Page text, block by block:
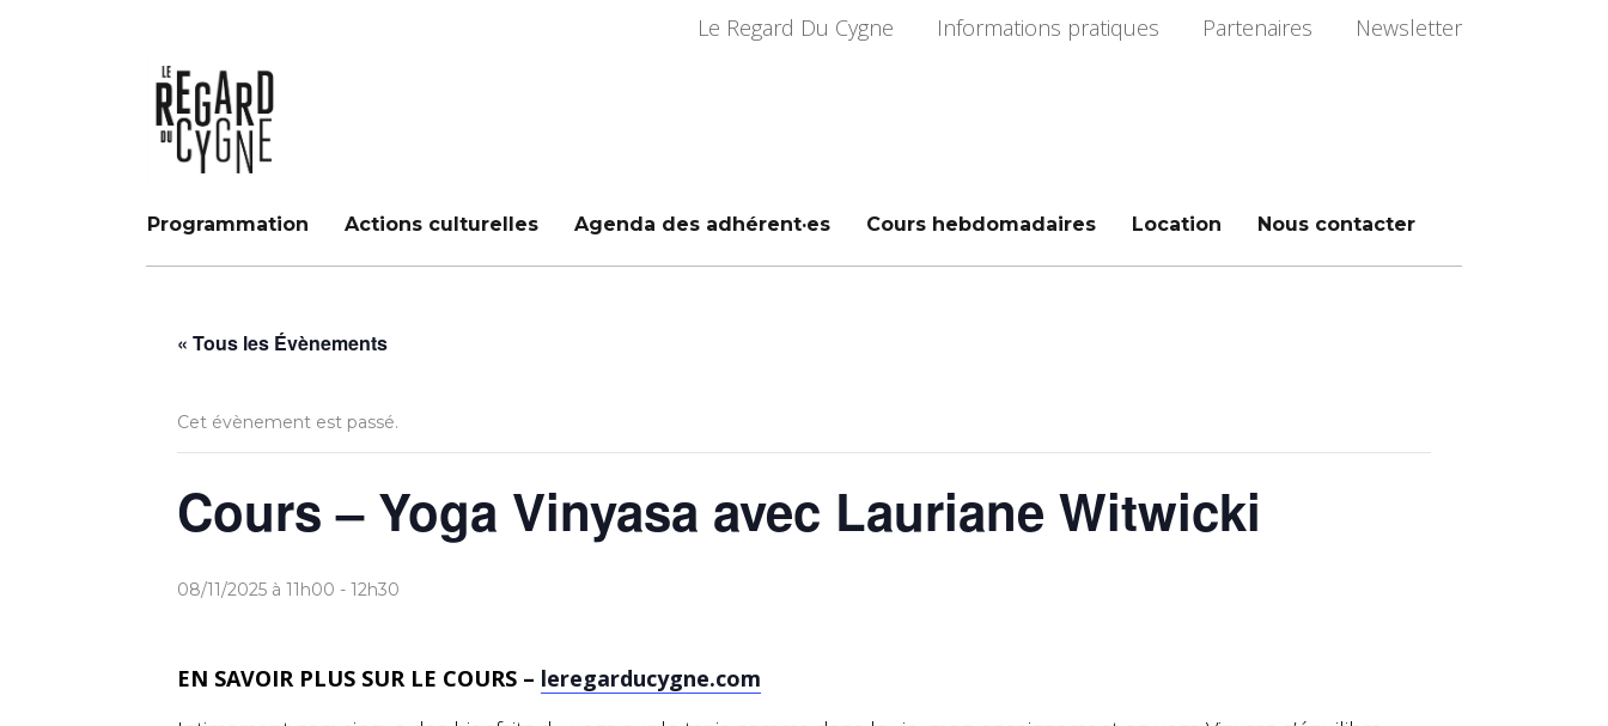
Le Regard Du Cygne Informations pratiques Partenaires Newsletter
Programmation Actions culturelles Agenda des adhérent·es Cours hebdomadaires Location Nous contacter
« Tous les Évènements
Cet évènement est passé.
Cours – Yoga Vinyasa avec Lauriane Witwicki
08/11/2025 à 11h00 - 12h30
EN SAVOIR PLUS SUR LE COURS – leregarducygne.com